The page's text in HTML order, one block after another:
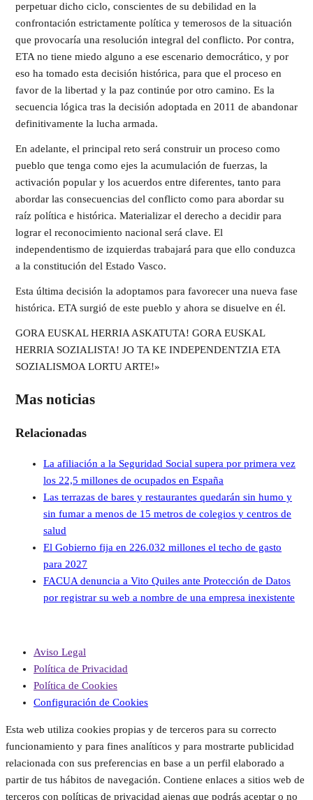
perpetuar dicho ciclo, conscientes de su debilidad en la
confrontación estrictamente política y temerosos de la situación
que provocaría una resolución integral del conflicto. Por contra,
ETA no tiene miedo alguno a ese escenario democrático, y por
eso ha tomado esta decisión histórica, para que el proceso en
favor de la libertad y la paz continúe por otro camino. Es la
secuencia lógica tras la decisión adoptada en 2011 de abandonar
definitivamente la lucha armada.
En adelante, el principal reto será construir un proceso como
pueblo que tenga como ejes la acumulación de fuerzas, la
activación popular y los acuerdos entre diferentes, tanto para
abordar las consecuencias del conflicto como para abordar su
raíz política e histórica. Materializar el derecho a decidir para
lograr el reconocimiento nacional será clave. El
independentismo de izquierdas trabajará para que ello conduzca
a la constitución del Estado Vasco.
Esta última decisión la adoptamos para favorecer una nueva fase
histórica. ETA surgió de este pueblo y ahora se disuelve en él.
GORA EUSKAL HERRIA ASKATUTA! GORA EUSKAL
HERRIA SOZIALISTA! JO TA KE INDEPENDENTZIA ETA
SOZIALISMOA LORTU ARTE!»
Mas noticias
Relacionadas
La afiliación a la Seguridad Social supera por primera vez
los 22,5 millones de ocupados en España
Las terrazas de bares y restaurantes quedarán sin humo y
sin fumar a menos de 15 metros de colegios y centros de
salud
El Gobierno fija en 226.032 millones el techo de gasto
para 2027
FACUA denuncia a Vito Quiles ante Protección de Datos
por registrar su web a nombre de una empresa inexistente
Aviso Legal
Política de Privacidad
Política de Cookies
Configuración de Cookies
Esta web utiliza cookies propias y de terceros para su correcto
funcionamiento y para fines analíticos y para mostrarte publicidad
relacionada con sus preferencias en base a un perfil elaborado a
partir de tus hábitos de navegación. Contiene enlaces a sitios web de
terceros con políticas de privacidad ajenas que podrás aceptar o no